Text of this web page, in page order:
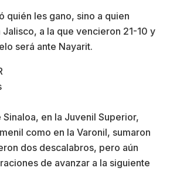
quién les gano, sino a quien
a la que vencieron 21-10 y
será ante Nayarit.
en la Juvenil Superior,
como en la Varonil, sumaron
dos descalabros, pero aún
de avanzar a la siguiente